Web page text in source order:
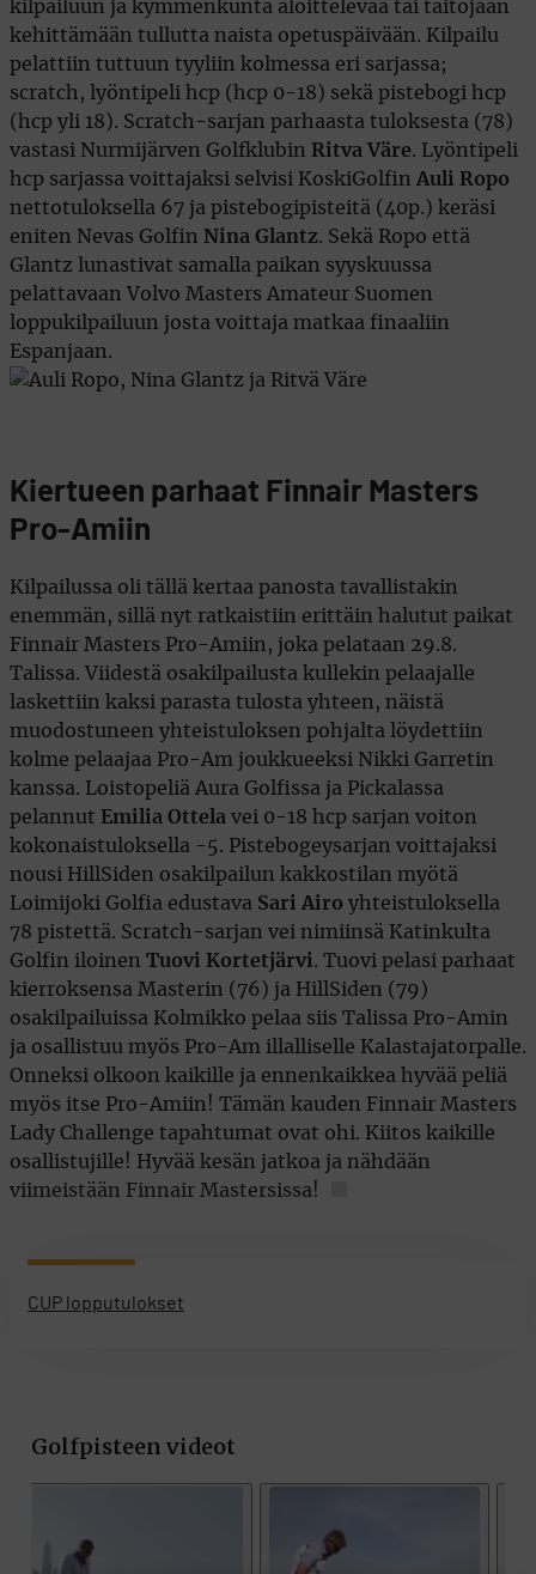
kilpailuun ja kymmenkunta aloittelevaa tai taitojaan
kehittämään tullutta naista opetuspäivään. Kilpailu
pelattiin tuttuun tyyliin kolmessa eri sarjassa;
scratch, lyöntipeli hcp (hcp 0-18) sekä pistebogi hcp
(hcp yli 18). Scratch-sarjan parhaasta tuloksesta (78)
vastasi Nurmijärven Golfklubin
Ritva Väre. Lyöntipeli
hcp sarjassa voittajaksi selvisi KoskiGolfin Auli Ropo
nettotuloksella 67 ja pistebogipisteitä (40p.) keräsi
eniten Nevas Golfin Nina Glantz. Sekä Ropo että
Glantz lunastivat samalla paikan syyskuussa
pelattavaan Volvo Masters Amateur Suomen
loppukilpailuun josta voittaja matkaa finaaliin
Espanjaan.
Kiertueen parhaat Finnair Masters
Pro-Amiin
Kilpailussa oli tällä kertaa panosta tavallistakin
enemmän, sillä nyt ratkaistiin erittäin halutut paikat
Finnair Masters Pro-Amiin, joka pelataan 29.8.
Talissa. Viidestä osakilpailusta kullekin pelaajalle
laskettiin kaksi parasta tulosta yhteen, näistä
muodostuneen yhteistuloksen pohjalta löydettiin
kolme pelaajaa Pro-Am joukkueeksi Nikki Garretin
kanssa. Loistopeliä Aura Golfissa ja Pickalassa
pelannut Emilia Ottela vei 0-18 hcp sarjan voiton
kokonaistuloksella -5. Pistebogeysarjan voittajaksi
nousi HillSiden osakilpailun kakkostilan myötä
Loimijoki Golfia edustava Sari Airo yhteistuloksella
78 pistettä. Scratch-sarjan vei nimiinsä Katinkulta
Golfin iloinen Tuovi Kortetjärvi. Tuovi pelasi parhaat
kierroksensa Masterin (76) ja HillSiden (79)
osakilpailuissa Kolmikko pelaa siis Talissa Pro-Amin
ja osallistuu myös Pro-Am illalliselle Kalastajatorpalle.
Onneksi olkoon kaikille ja ennenkaikkea hyvää peliä
myös itse Pro-Amiin! Tämän kauden Finnair Masters
Lady Challenge tapahtumat ovat ohi. Kiitos kaikille
osallistujille! Hyvää kesän jatkoa ja nähdään
viimeistään Finnair Mastersissa!
CUP lopputulokset